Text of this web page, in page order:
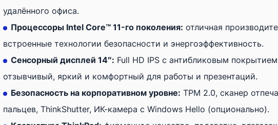
Core
удалённого офиса.
Процессоры Intel Core™ 11-го поколения: отличная
встроенные технологии безопасности и энергоэффективность.
Сенсорный дисплей 14″: Full HD IPS с антибликовым
отзывчивый, яркий и комфортный для работы и презентаций.
Безопасность на корпоративном уровне: TPM 2.0, сканер
пальцев, ThinkShutter, ИК-камера с Windows Hello (опционально).